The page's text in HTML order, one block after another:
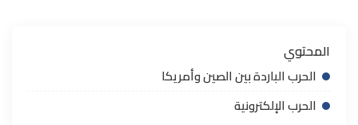
المحتوي
الحرب الباردة بين الصين وأمريكا
الحرب الإلكترونية